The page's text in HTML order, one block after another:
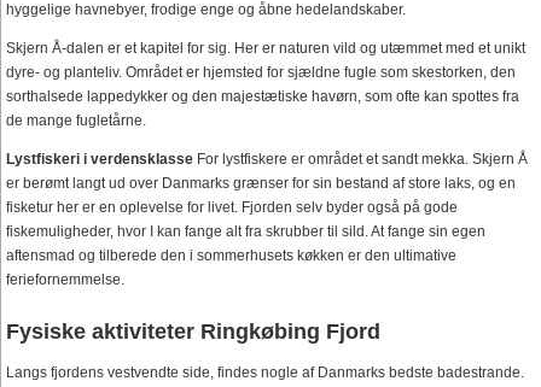
hyggelige havnebyer, frodige enge og åbne hedelandskaber.
Skjern Å-dalen er et kapitel for sig. Her er naturen vild og utæmmet med et unikt
dyre- og planteliv. Området er hjemsted for sjældne fugle som skestorken, den
sorthalsede lappedykker og den majestætiske havørn, som ofte kan spottes fra
de mange fugletårne.
Lystfiskeri i verdensklasse For lystfiskere er området et sandt mekka. Skjern Å
er berømt langt ud over Danmarks grænser for sin bestand af store laks, og en
fisketur her er en oplevelse for livet. Fjorden selv byder også på gode
fiskemuligheder, hvor I kan fange alt fra skrubber til sild. At fange sin egen
aftensmad og tilberede den i sommerhusets køkken er den ultimative
feriefornemmelse.
Fysiske aktiviteter Ringkøbing Fjord
Langs fjordens vestvendte side, findes nogle af Danmarks bedste badestrande.